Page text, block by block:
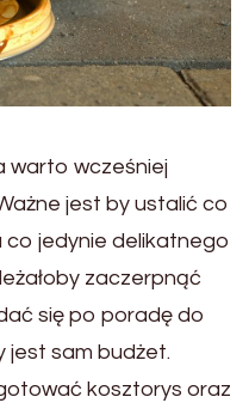
warto wcześniej
jest by ustalić co
co jedynie delikatnego
zaczerpnąć
się po poradę do
jest sam budżet.
kosztorys oraz